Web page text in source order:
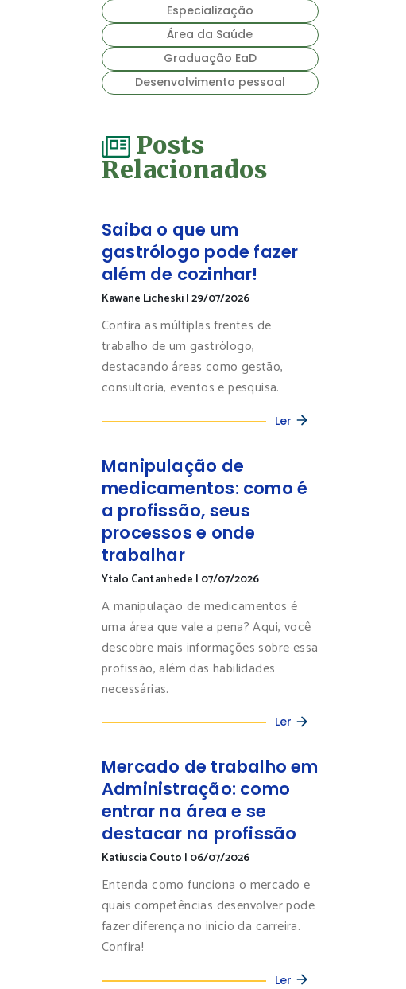
Especialização
Área da Saúde
Graduação EaD
Desenvolvimento pessoal
Posts
Relacionados
Saiba o que um
gastrólogo pode fazer
além de cozinhar!
Kawane Licheski|29/07/2026
Confira as múltiplas frentes de
trabalho de um gastrólogo,
destacando áreas como gestão,
consultoria, eventos e pesquisa.
Ler
Manipulação de
medicamentos: como é
a profissão, seus
processos e onde
trabalhar
Ytalo Cantanhede | 07/07/2026
A manipulação de medicamentos é
uma área que vale a pena? Aqui, você
descobre mais informações sobre essa
profissão, além das habilidades
necessárias.
Ler
Mercado de trabalho em
Administração: como
entrar na área e se
destacar na profissão
Katiuscia Couto | 06/07/2026
Entenda como funciona o mercado e
quais competências desenvolver pode
fazer diferença no início da carreira.
Confira!
Ler